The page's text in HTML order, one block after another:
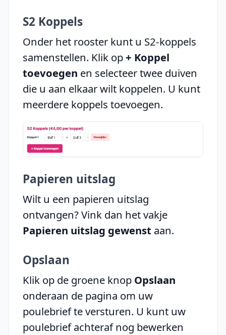
S2 Koppels
Onder het rooster kunt u S2-koppels
samenstellen. Klik op+ Koppel
toevoegen en selecteer twee duiven
die u aan elkaar wilt koppelen. U kunt
meerdere koppels toevoegen.
Papieren uitslag
Wilt u een papieren uitslag
ontvangen? Vink dan het vakje
Papieren uitslag gewenst aan.
Opslaan
Klik op de groene knop Opslaan
onderaan de pagina om uw
poulebrief te versturen. U kunt uw
poulebrief achteraf nog bewerken